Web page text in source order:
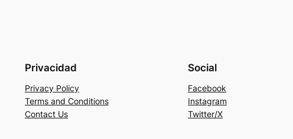
Privacidad
Privacy Policy
Terms and Conditions
Contact Us
Social
Facebook
Instagram
Twitter/X